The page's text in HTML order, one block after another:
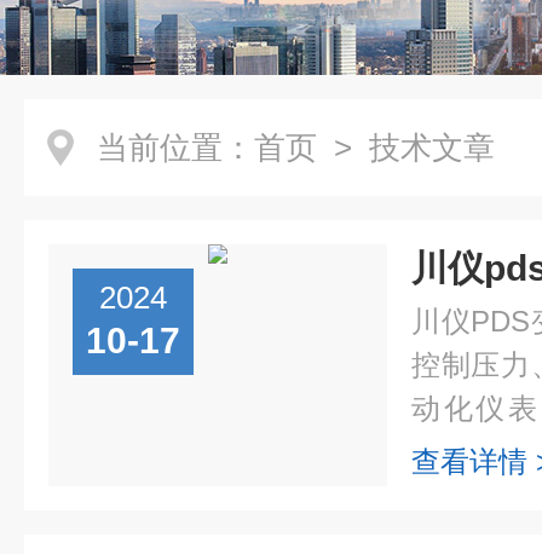
当前位置： 首页 > 技术文章
2024
10-17
川仪
川仪
控制压力
动化仪
工、冶金
查看详情